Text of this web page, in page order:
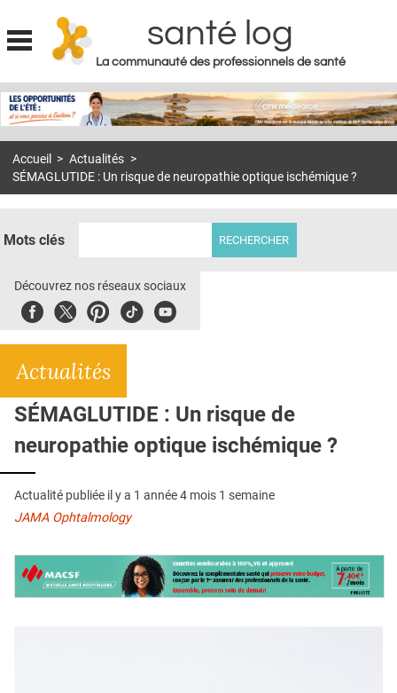
Jump to navigation
santé log
La communauté des professionnels de santé
MON COMPTE
S'ABONNER À LA REVUE SOIN À DOMICILE
DOSSIERS
E-REVUE SAD
L'APP
QUI SOMMES-NOUS ?
PUBLICITÉ
CONDITIONS GÉNÉRALES
CONTACT
Accueil > Actualités >
SÉMAGLUTIDE : Un risque de neuropathie optique ischémique ?
Mots clés
Découvrez nos réseaux sociaux
FacebookTwitterPinterest
TiktokYoubute
Actualités
SÉMAGLUTIDE : Un risque de
neuropathie optique ischémique ?
Actualité publiée il y a 1 année 4 mois 1 semaine
JAMA Ophtalmology